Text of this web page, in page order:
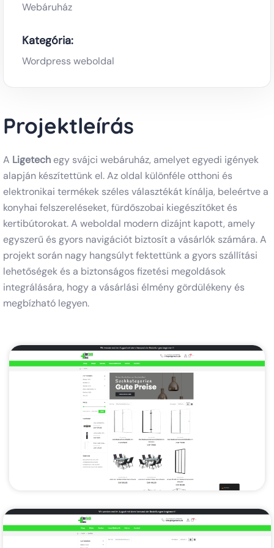
Webáruház
Kategória:
Wordpress weboldal
Projektleírás
A Ligetech egy svájci webáruház, amelyet egyedi igények
alapján készítettünk el. Az oldal különféle otthoni és
elektronikai termékek széles választékát kínálja, beleértve a
konyhai felszereléseket, fürdőszobai kiegészítőket és
kertibútorokat. A weboldal modern dizájnt kapott, amely
egyszerű és gyors navigációt biztosít a vásárlók számára. A
projekt során nagy hangsúlyt fektettünk a gyors szállítási
lehetőségek és a biztonságos fizetési megoldások
integrálására, hogy a vásárlási élmény gördülékeny és
megbízható legyen.